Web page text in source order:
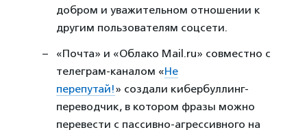
добром и уважительном отношении к
другим пользователям соцсети.
«Почта» и «Облако Mail.ru» совместно с
телеграм-каналом «Не
перепутай!» создали кибербуллинг-
переводчик, в котором фразы можно
перевести с пассивно-агрессивного на